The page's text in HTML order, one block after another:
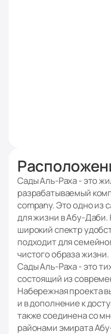
Сады Аль-Раха - это
разрабатываемый
company. Это одно из
для жизни в Абу-Даби.
широкий спектр
подходит для
чистого образа жизни.
Сады Аль-Раха - это
состоящий из
Набережная проекта
и в дополнение к
также соединена со
районами эмирата